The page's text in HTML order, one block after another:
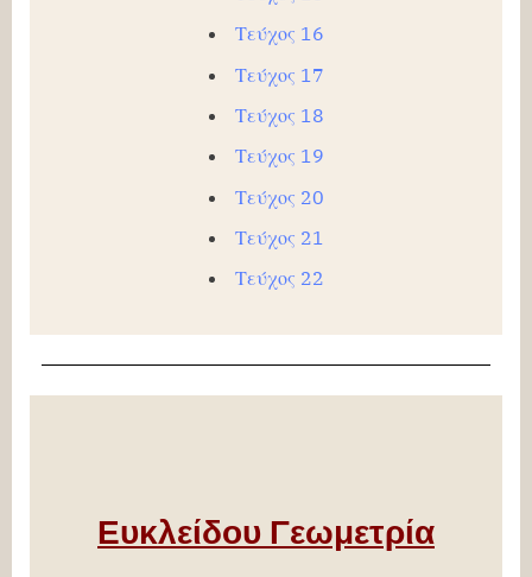
Τεύχος 16
Τεύχος 17
Τεύχος 18
Τεύχος 19
Τεύχος 20
Τεύχος 21
Τεύχος 22
Ευκλείδου Γεωμετρία